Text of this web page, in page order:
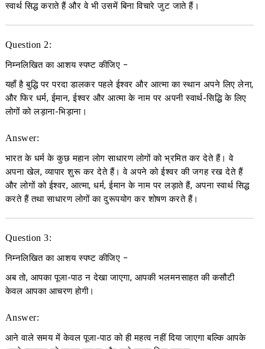
स्वार्थ सिद्ध कराते हैं और वे भी उसमें बिना विचारे जुट जाते हैं।
Question 2:
निम्नलिखित का आशय स्पष्ट कीजिए −
यहाँ है बुद्धि पर परदा डालकर पहले ईश्वर और आत्मा का स्थान अपने लिए लेना,
और फिर धर्म, ईमान, ईश्वर और आत्मा के नाम पर अपनी स्वार्थ-सिद्धि के लिए
लोगों को लड़ाना-भिड़ाना।
Answer:
भारत के धर्म के कुछ महान लोग साधारण लोगों को भ्रमित कर देते हैं। वे
अपना खेल, व्यापार शुरू कर देते हैं। वे अपने को ईश्वर की जगह रख देते हैं
और लोगों को ईश्वर, आत्मा, धर्म, ईमान के नाम पर लड़ाते हैं, अपना स्वार्थ सिद्ध
करते हैं तथा साधारण लोगों का दुरूपयोग कर शोषण करते हैं।
Question 3:
निम्नलिखित का आशय स्पष्ट कीजिए −
अब तो, आपका पूजा-पाठ न देखा जाएगा, आपकी भलमनसाहत की कसौटी
केवल आपका आचरण होगी।
Answer:
आने वाले समय में केवल पूजा-पाठ को ही महत्व नहीं दिया जाएगा बल्कि आपके